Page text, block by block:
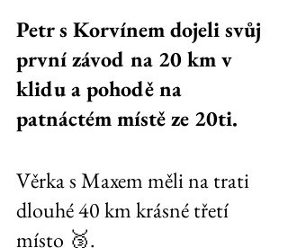
Petr s Korvínem dojeli svůj
první závod na 20 km v
klidu a pohodě na
patnáctém místě ze 20ti.
Věrka s Maxem měli na trati
dlouhé 40 km krásné třetí
místo 🥉.